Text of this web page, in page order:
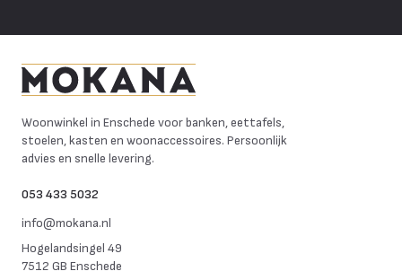
Woonwinkel in Enschede voor banken, eettafels,
stoelen, kasten en woonaccessoires. Persoonlijk
advies en snelle levering.
053 433 5032
info@mokana.nl
Hogelandsingel 49
7512 GB Enschede